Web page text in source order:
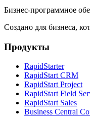
Бизнес-программное
Создано для бизнеса,
Продукты
RapidStarter
RapidStart CRM
RapidStart Project
RapidStart Field
RapidStart Sales
Business Central